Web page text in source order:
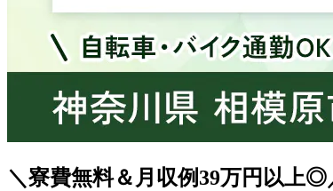
＼寮費無料＆月収例39万円以上◎